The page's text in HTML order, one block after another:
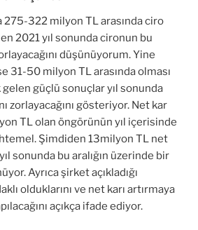
275-322 milyon TL arasında ciro
2021 yıl sonunda cironun bu
düşünüyorum. Yine
31-50 milyon TL arasında olması
güçlü sonuçlar yıl sonunda
zorlayacağını gösteriyor. Net kar
TL olan öngörünün yıl içerisinde
Şimdiden 13milyon TL net
sonunda bu aralığın üzerinde bir
Ayrıca şirket açıkladığı
olduklarını ve net karı artırmaya
açıkça ifade ediyor.